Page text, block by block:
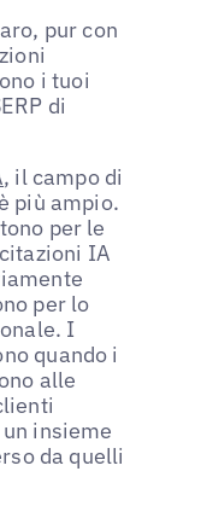
pur con
i tuoi
di
, il campo di
più ampio.
per le
IA
per lo
I
quando i
alle
insieme
da quelli